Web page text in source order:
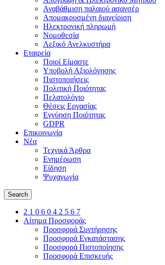
Αναβάθμιση παλαιού ασανσέρ
Απομακρυσμένη διαχείριση
Ηλεκτρονική πληρωμή
Νομοθεσία
Λεξικό Ανελκυστήρα
Εταιρεία
Ποιοί Είμαστε
Υποβολή Αξιολόγησης
Πιστοποιήσεις
Πολιτική Ποιότητας
Πελατολόγιο
Θέσεις Εργασίας
Εγγύηση Ποιότητας
GDPR
Επικοινωνία
Νέα
Τεχνικά Άρθρα
Ενημέρωση
Είδηση
Ψυχαγωγία
Search
2 1 0 6 0 4 2 5 6 7
Αίτημα Προσφοράς
Προσφορά Συντήρησης
Προσφορά Εγκατάστασης
Προσφορά Πιστοποίησης
Προσφορά Επισκευής